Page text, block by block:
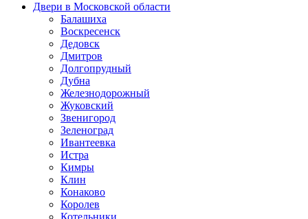
Двери в Московской области
Балашиха
Воскресенск
Дедовск
Дмитров
Долгопрудный
Дубна
Железнодорожный
Жуковский
Звенигород
Зеленоград
Ивантеевка
Истра
Кимры
Клин
Конаково
Королев
Котельники